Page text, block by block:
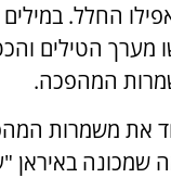
החלל.
מערך הטילים
המהפכה.
את משמרות
באיראן